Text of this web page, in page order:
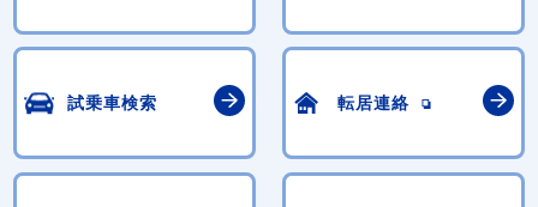
試乗車検索 転居連絡